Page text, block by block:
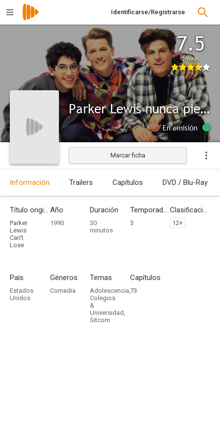
Identificarse/Registrarse
7.5
2 votos
Parker Lewis nunca pierde
En emisión
Marcar ficha
Información Trailers Capítulos DVD / Blu-Ray
Título original
Parker
Lewis
Can't
Lose
Año
1990
Duración
30
minutos
Temporadas
3
Clasificación por edades
12+
País
Estados
Unidos
Géneros
Comedia
Temas
Adolescencia,
Colegios
&
Universidad,
Sitcom
Capítulos
73